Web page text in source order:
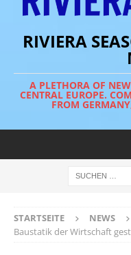
RIVIERA
A PLETHORA OF
CENTRAL EUROPE.
FROM
STARTSEITE NEWS
Baustatik der Wirtschaft